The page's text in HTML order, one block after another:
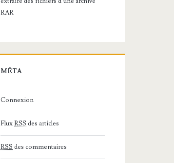
RAR
MÉTA
Connexion
FluxRSS des articles
RSS des commentaires